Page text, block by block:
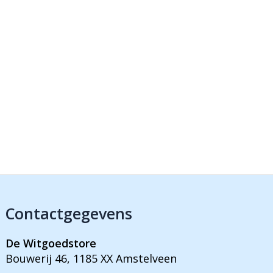
Contactgegevens
De Witgoedstore
Bouwerij 46, 1185 XX Amstelveen